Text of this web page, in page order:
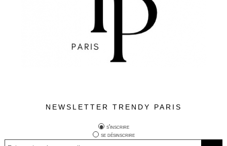
NEWSLETTER TRENDY PARIS
s'inscrire
se désinscrire